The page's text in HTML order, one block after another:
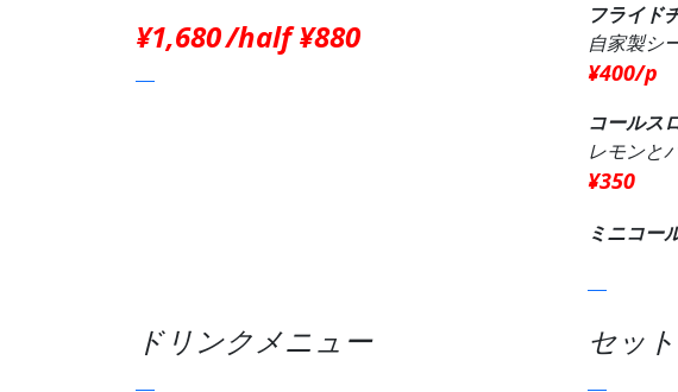
¥1,680/half ¥880
フライド
自家製シ
¥400/p
コールス
レモンと
¥350
ミニコー
ドリンクメニュー セッ